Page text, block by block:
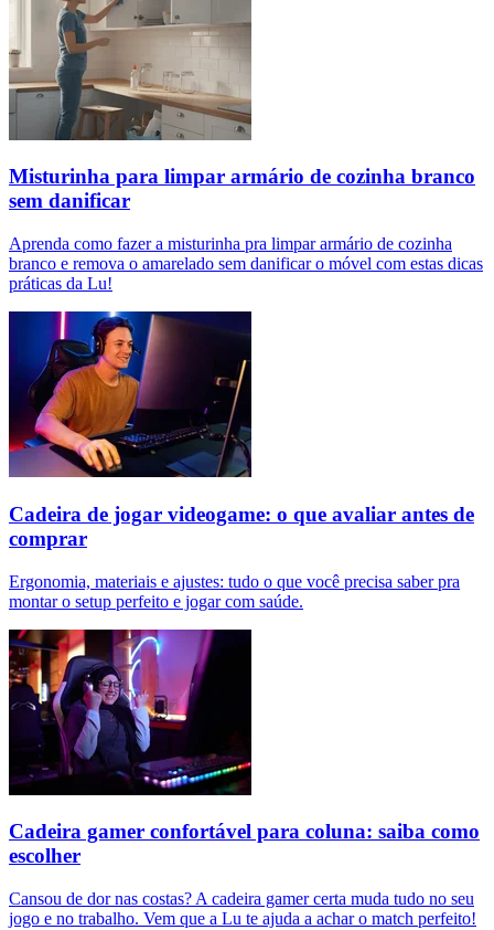
Misturinha para limpar armário de cozinha branco
sem danificar
Aprenda como fazer a misturinha pra limpar armário de cozinha
branco e remova o amarelado sem danificar o móvel com estas dicas
práticas da Lu!
Cadeira de jogar videogame: o que avaliar antes de
comprar
Ergonomia, materiais e ajustes: tudo o que você precisa saber pra
montar o setup perfeito e jogar com saúde.
Cadeira gamer confortável para coluna: saiba como
escolher
Cansou de dor nas costas? A cadeira gamer certa muda tudo no seu
jogo e no trabalho. Vem que a Lu te ajuda a achar o match perfeito!